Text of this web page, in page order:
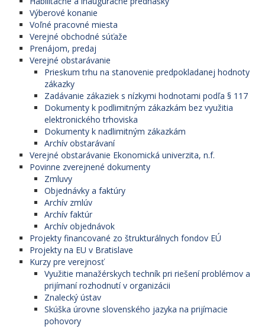
Výberové konanie
Voľné pracovné miesta
Verejné obchodné súťaže
Prenájom, predaj
Verejné obstarávanie
Prieskum trhu na stanovenie predpokladanej hodnoty
zákazky
Zadávanie zákaziek s nízkymi hodnotami podľa § 117
Dokumenty k podlimitným zákazkám bez využitia
elektronického trhoviska
Dokumenty k nadlimitným zákazkám
Archív obstarávaní
Verejné obstarávanie Ekonomická univerzita, n.f.
Povinne zverejnené dokumenty
Zmluvy
Objednávky a faktúry
Archív zmlúv
Archív faktúr
Archív objednávok
Projekty financované zo štrukturálnych fondov EÚ
Projekty na EU v Bratislave
Kurzy pre verejnosť
Využitie manažérskych techník pri riešení problémov a
prijímaní rozhodnutí v organizácii
Znalecký ústav
Skúška úrovne slovenského jazyka na prijímacie
pohovory